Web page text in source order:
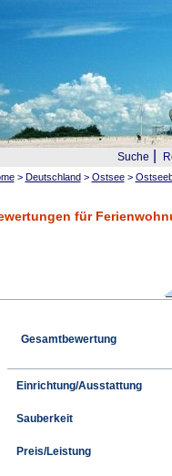
Suche
> Deutschland> Ostsee>
für
Gesamtbewertung
Einrichtung/Ausstattung
Sauberkeit
Preis/Leistung